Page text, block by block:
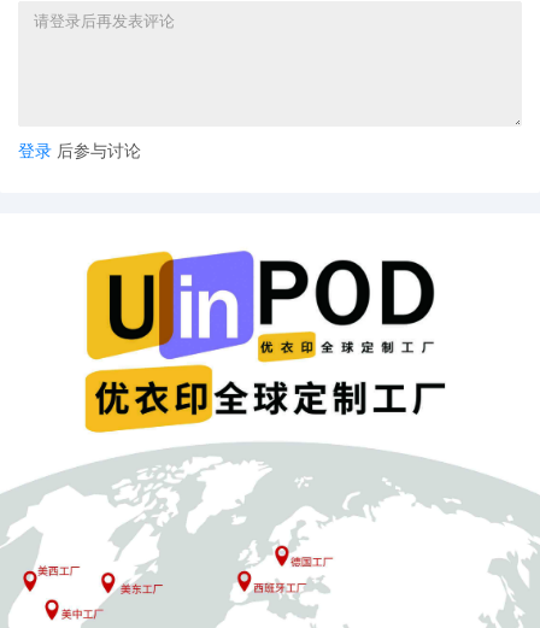
基于单品的多样穿搭建议；用户可登记“体型困扰”以获得更为个性化
的搭配方案。
文字和搭配要点，从而让用户更容易想象穿着效果并直接跳转购
ZOZO方面指出，平台的目标是通过扩大品类与强化发现机制，持续
为更多用户提供“更容易接近、更多元选择”的时尚体验，并把韩国流
行元素与本地购物场景更好地衔接。
ZOZO正在利用WEAR、ZOZOTOWN的数据，推进专属对话型AI代
理的开发，未来希望在服饰推荐与购物导购层面提供更深的个性化
服务。
总体来看，ZOZOTOWN通过引入大量韩国品牌并优化发现与排名
机制，配合WEAR在搭配与AI交互上的升级，正同时从商品供给与消
登录 后参与讨论